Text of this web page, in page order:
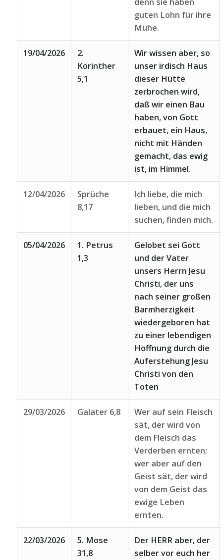
guten Lohn für ihre
Mühe.
19/04/2026
2.
Korinther
5,1
Wir wissen aber, so
unser irdisch Haus
dieser Hütte
zerbrochen wird,
daß wir einen Bau
haben, von Gott
erbauet, ein Haus,
nicht mit Händen
gemacht, das ewig
ist, im Himmel.
12/04/2026
Sprüche
8,17
Ich liebe, die mich
lieben, und die mich
suchen, finden mich.
05/04/2026
1. Petrus
1,3
Gelobet sei Gott
und der Vater
unsers Herrn Jesu
Christi, der uns
nach seiner großen
Barmherzigkeit
wiedergeboren hat
zu einer lebendigen
Hoffnung durch die
Auferstehung Jesu
Christi von den
Toten
29/03/2026 Galater 6,8
Wer auf sein Fleisch
sät, der wird von
dem Fleisch das
Verderben ernten;
wer aber auf den
Geist sät, der wird
von dem Geist das
ewige Leben
ernten.
22/03/2026
5. Mose
31,8
Der HERR aber, der
selber vor euch her